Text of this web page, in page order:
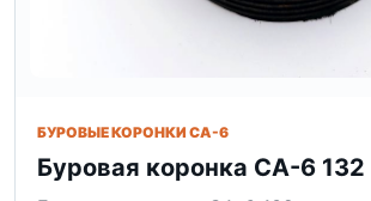
БУРОВЫЕ КОРОНКИ СА-6
Буровая коронка СА-6